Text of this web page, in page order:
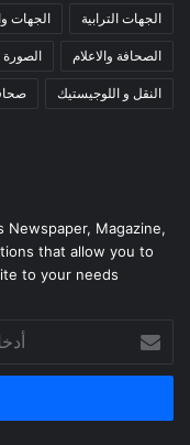
الجهات الترابية الجهات
الصحافة والاعلام الصورة
النقل و اللوجيستيك
Newspaper, Magazine,
that allow you to
to your needs.
بريدك
الإلكتروني